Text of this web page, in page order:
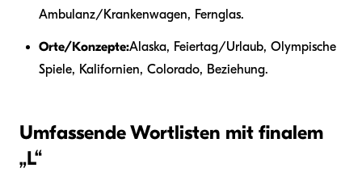
Ambulanz/Krankenwagen, Fernglas.
Orte/Konzepte:Alaska, Feiertag/Urlaub, Olympische
Spiele, Kalifornien, Colorado, Beziehung.
Umfassende Wortlisten mit finalem
„L“